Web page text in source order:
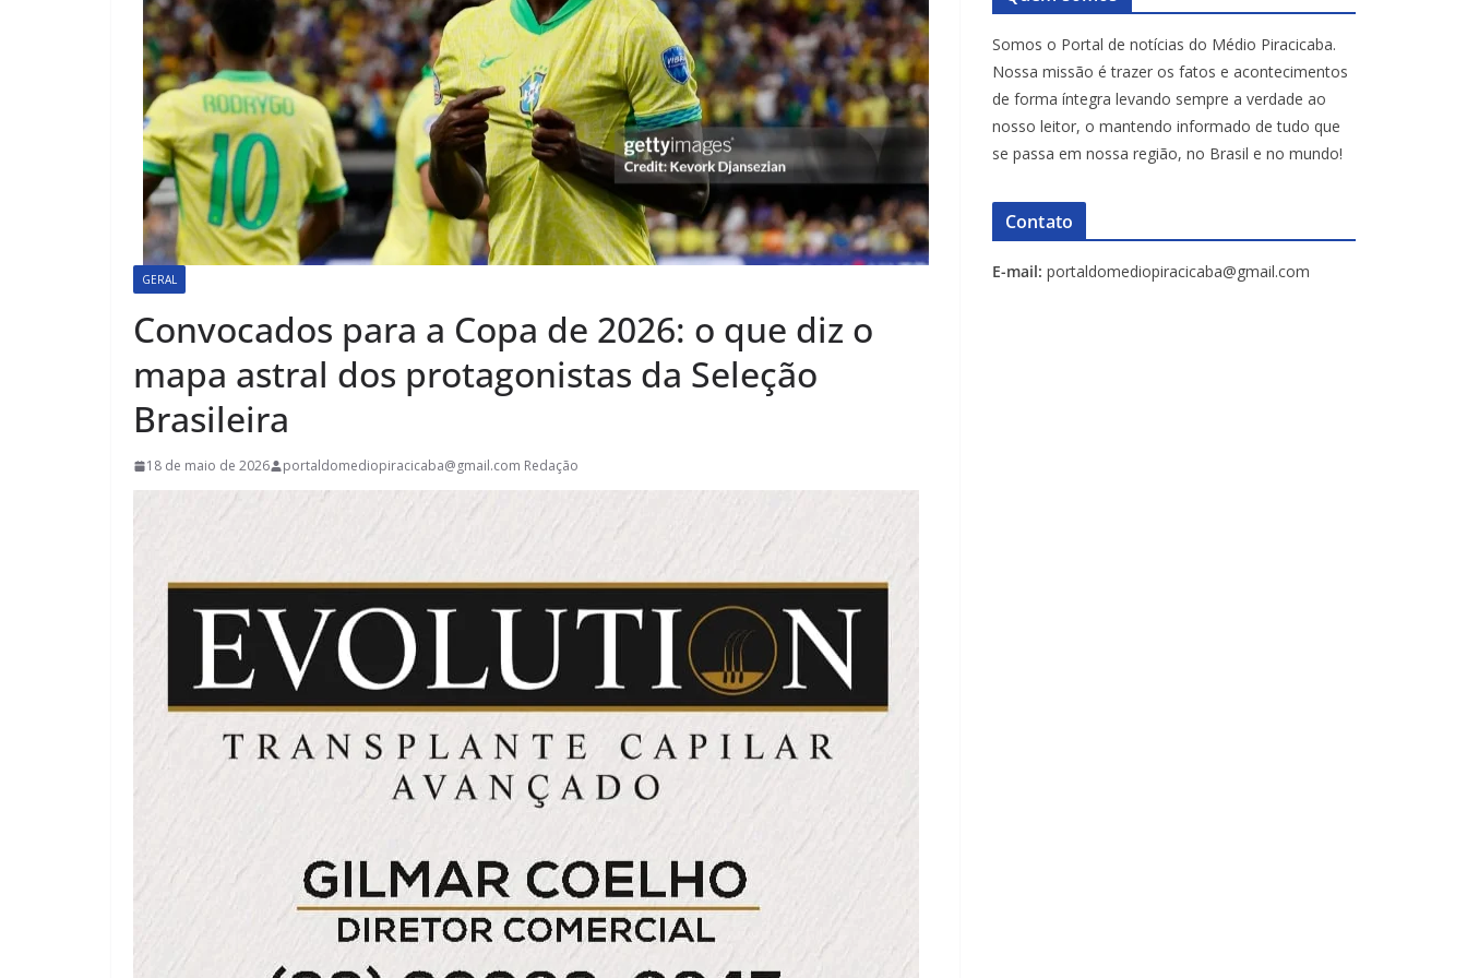
GERAL
Convocados para a Copa de 2026: o que diz o
mapa astral dos protagonistas da Seleção
Brasileira
18 de maio de 2026 portaldomediopiracicaba@gmail.com Redação
Somos o Portal de notícias do Médio Piracicaba.
Nossa missão é trazer os fatos e acontecimentos
de forma íntegra levando sempre a verdade ao
nosso leitor, o mantendo informado de tudo que
se passa em nossa região, no Brasil e no mundo!
Contato
E-mail: portaldomediopiracicaba@gmail.com